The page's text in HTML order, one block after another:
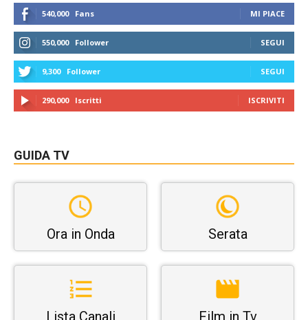
540,000 Fans MI PIACE
550,000 Follower SEGUI
9,300 Follower SEGUI
290,000 Iscritti ISCRIVITI
GUIDA TV
Ora in Onda Serata